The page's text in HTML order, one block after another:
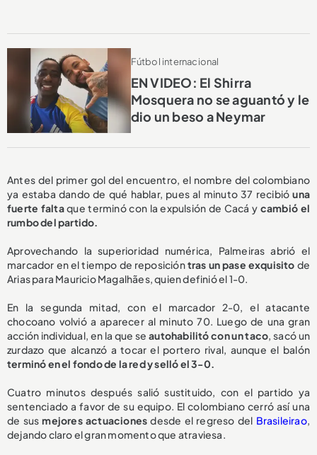
Fútbol internacional
EN VIDEO: El Shirra
Mosquera no se aguantó y le
dio un beso a Neymar
Antes del primer gol del encuentro, el nombre del colombiano
ya estaba dando de qué hablar, pues al minuto 37 recibióuna
fuerte faltaque terminó con la expulsión de Cacá y cambió el
rumbo del partido.
Aprovechando la superioridad numérica, Palmeiras abrió el
marcador en el tiempo de reposicióntras un pase exquisito de
Arias para Mauricio Magalhães, quien definió el 1-0.
En la segunda mitad, con el marcador 2-0, el atacante
chocoano volvió a aparecer al minuto 70. Luego de una gran
acción individual, en la que seautohabilitó con un taco, sacó un
zurdazo que alcanzó a tocar el portero rival, aunque el balón
terminó en el fondo de la red y selló el 3-0.
Cuatro minutos después salió sustituido, con el partido ya
sentenciado a favor de su equipo. El colombiano cerró así una
de susmejores actuaciones desde el regreso del Brasileirao,
dejando claro el gran momento que atraviesa.